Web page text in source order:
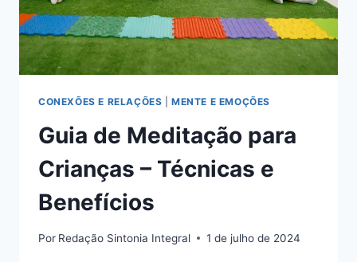
CONEXÕES E RELAÇÕES |MENTE E EMOÇÕES
Guia de Meditação para
Crianças – Técnicas e
Benefícios
Por Redação Sintonia Integral 1 de julho de 2024